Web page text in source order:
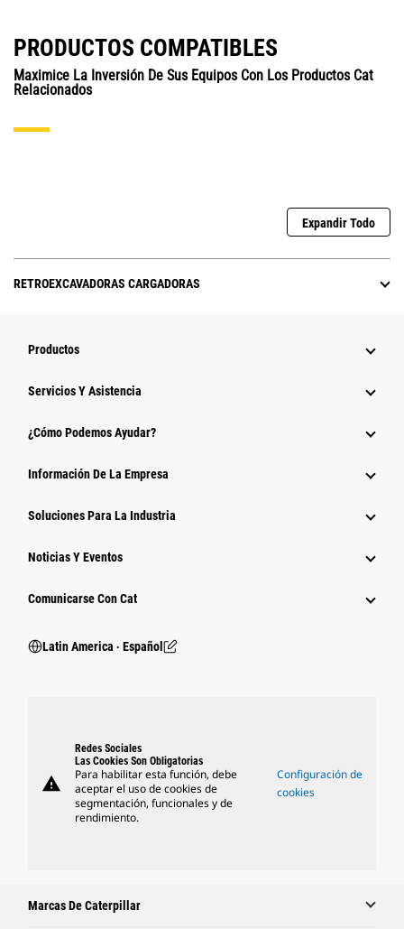
PRODUCTOS COMPATIBLES
Maximice La Inversión De Sus Equipos Con Los Productos Cat
Relacionados
Expandir Todo
RETROEXCAVADORAS CARGADORAS
Productos
Servicios Y Asistencia
¿Cómo Podemos Ayudar?
Información De La Empresa
Soluciones Para La Industria
Noticias Y Eventos
Comunicarse Con Cat
Latin America ‧ Español
warning
Redes Sociales
Las Cookies Son Obligatorias
Para habilitar esta función, debe
aceptar el uso de cookies de
segmentación, funcionales y de
rendimiento.
Configuración de
cookies
Marcas De Caterpillar